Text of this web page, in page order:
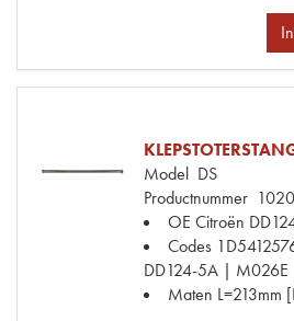
Model DS
Productnummer
OE Citroën
Codes
DD124-5A |
Maten L=213mm